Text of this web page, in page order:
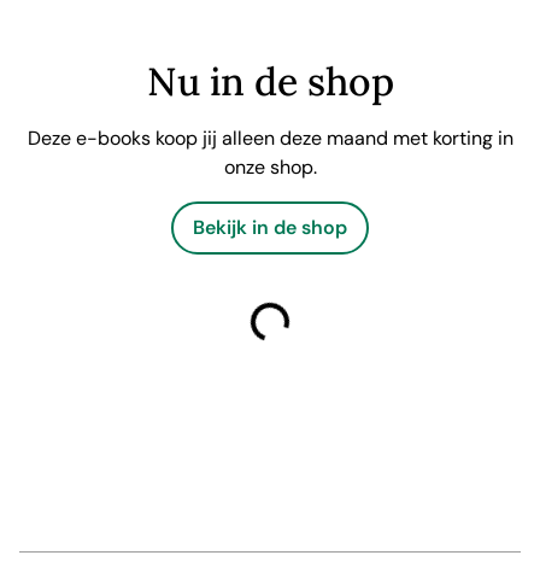
Nu in de shop
Deze e-books koop jij alleen deze maand met korting in
onze shop.
Bekijk in de shop
laden